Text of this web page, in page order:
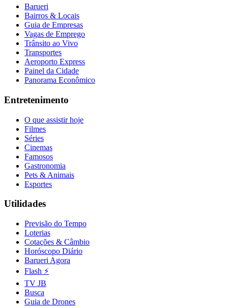
Barueri
Bairros & Locais
Guia de Empresas
Vagas de Emprego
Trânsito ao Vivo
Transportes
Aeroporto Express
Painel da Cidade
Panorama Econômico
Entretenimento
O que assistir hoje
Filmes
Séries
Cinemas
Famosos
Gastronomia
Pets & Animais
Esportes
Utilidades
Previsão do Tempo
Loterias
Cotações & Câmbio
Horóscopo Diário
Barueri Agora
Flash ⚡
TV JB
Busca
Guia de Drones